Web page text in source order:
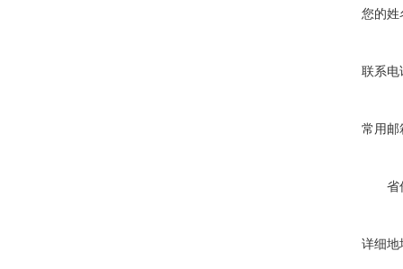
您的姓
联系电
常用邮
省
详细地